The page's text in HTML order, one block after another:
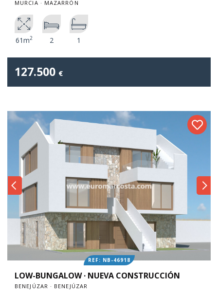
MURCIA · MAZARRÓN
61m2 2 1
127.500 €
REF: NB-46918
LOW-BUNGALOW · NUEVA CONSTRUCCIÓN
BENEJÚZAR · BENEJÚZAR